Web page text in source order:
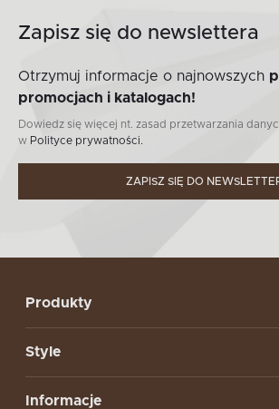
Zapisz się do newslettera
Otrzymuj informacje o najnowszych
promocjach i katalogach!
Dowiedz się więcej nt. zasad przetwarzania
w Polityce prywatności.
ZAPISZ SIĘ DO
Produkty
Style
Informacje